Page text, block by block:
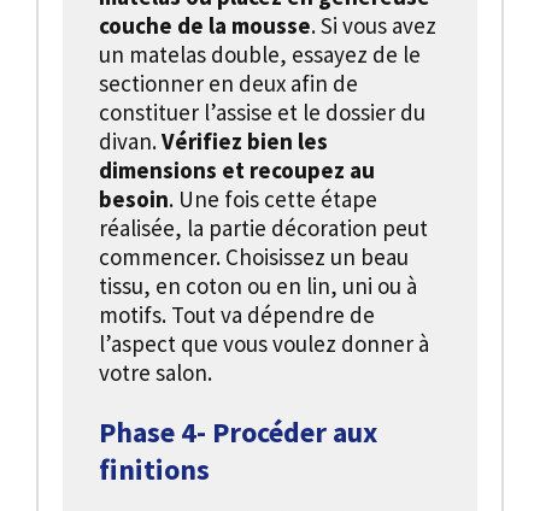
couche de la mousse. Si vous avez
un matelas double, essayez de le
sectionner en deux afin de
constituer l’assise et le dossier du
divan.Vérifiez bien les
dimensions et recoupez au
besoin. Une fois cette étape
réalisée, la partie décoration peut
commencer. Choisissez un beau
tissu, en coton ou en lin, uni ou à
motifs. Tout va dépendre de
l’aspect que vous voulez donner à
votre salon.
Phase 4- Procéder aux
finitions